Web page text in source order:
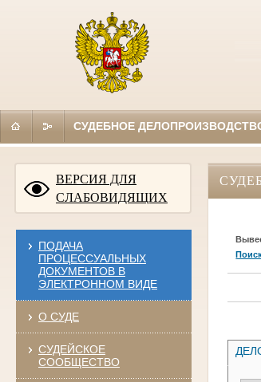
СУДЕБНОЕ
ВЕРСИЯ ДЛЯ
СЛАБОВИДЯЩИХ
ПОДАЧА
ПРОЦЕССУАЛЬНЫХ
ДОКУМЕНТОВ В
ЭЛЕКТРОННОМ ВИДЕ
О СУДЕ
СУДЕЙСКОЕ
СООБЩЕСТВО